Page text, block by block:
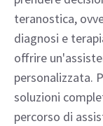
teranostica,
diagnosi e
offrire
personalizzata.
soluzioni
percorso di